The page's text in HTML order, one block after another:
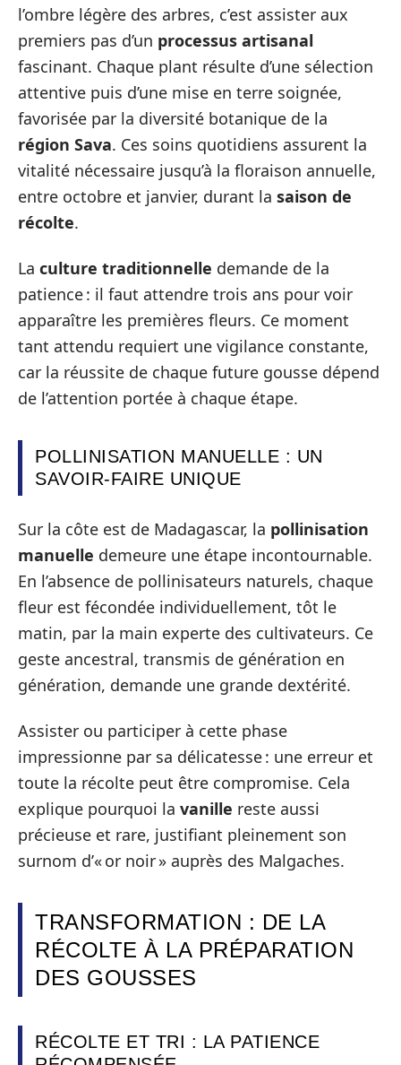
l’ombre légère des arbres, c’est assister aux
premiers pas d’un processus artisanal
fascinant. Chaque plant résulte d’une sélection
attentive puis d’une mise en terre soignée,
favorisée par la diversité botanique de la
région Sava. Ces soins quotidiens assurent la
vitalité nécessaire jusqu’à la floraison annuelle,
entre octobre et janvier, durant la saison de
récolte.
La culture traditionnelle demande de la
patience : il faut attendre trois ans pour voir
apparaître les premières fleurs. Ce moment
tant attendu requiert une vigilance constante,
car la réussite de chaque future gousse dépend
de l’attention portée à chaque étape.
POLLINISATION MANUELLE : UN
SAVOIR-FAIRE UNIQUE
Sur la côte est de Madagascar, la pollinisation
manuelle demeure une étape incontournable.
En l’absence de pollinisateurs naturels, chaque
fleur est fécondée individuellement, tôt le
matin, par la main experte des cultivateurs. Ce
geste ancestral, transmis de génération en
génération, demande une grande dextérité.
Assister ou participer à cette phase
impressionne par sa délicatesse : une erreur et
toute la récolte peut être compromise. Cela
explique pourquoi la vanille reste aussi
précieuse et rare, justifiant pleinement son
surnom d’« or noir » auprès des Malgaches.
TRANSFORMATION : DE LA
RÉCOLTE À LA PRÉPARATION
DES GOUSSES
RÉCOLTE ET TRI : LA PATIENCE